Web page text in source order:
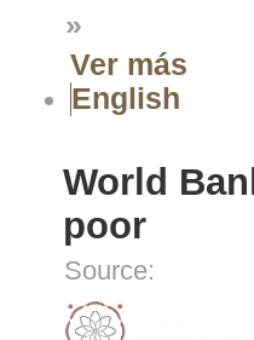
»
Ver más
English
World
poor
Source: